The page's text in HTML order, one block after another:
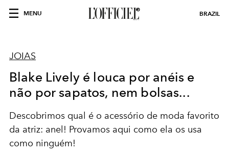
MENU BRAZIL
JOIAS
Blake Lively é louca por anéis e
não por sapatos, nem bolsas...
Descobrimos qual é o acessório de moda favorito
da atriz: anel! Provamos aqui como ela os usa
como ninguém!